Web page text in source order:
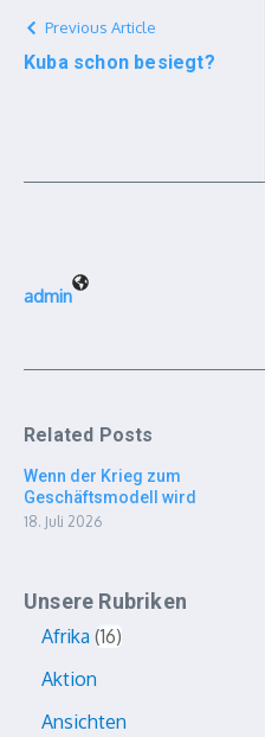
Previous Article
Kuba schon besiegt?
admin
Related Posts
Wenn der Krieg zum
Geschäftsmodell wird
18. Juli 2026
Unsere Rubriken
Afrika 16
Aktion
Ansichten